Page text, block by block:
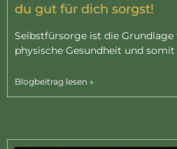
du gut für dich sorgst!
Selbstfürsorge ist die
physische Gesundheit und
Blogbeitrag lesen »